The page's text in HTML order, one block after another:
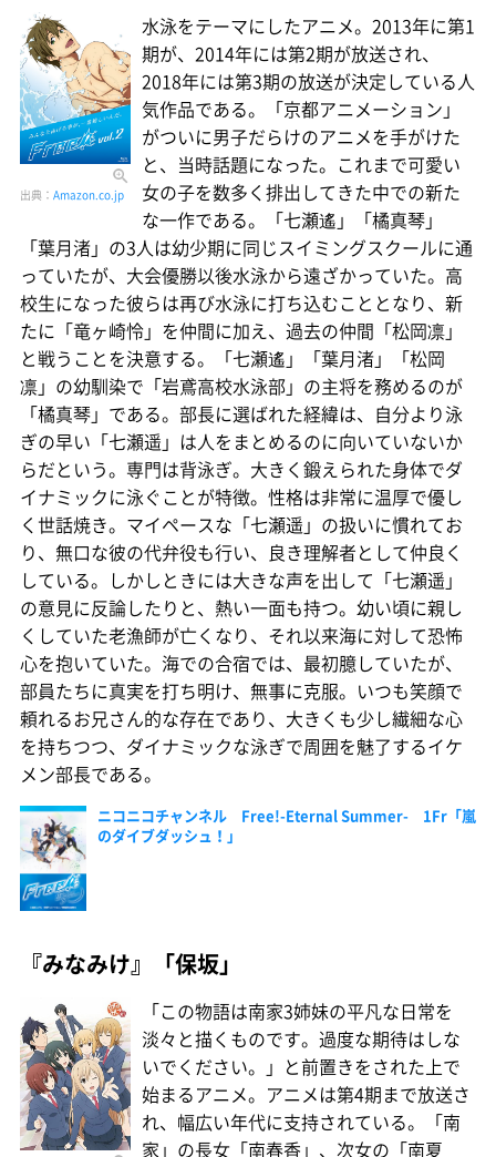
出典： Amazon.co.jp
水泳をテーマにしたアニメ。2013年に第1
期が、2014年には第2期が放送され、
2018年には第3期の放送が決定している人
気作品である。「京都アニメーション」
がついに男子だらけのアニメを手がけた
と、当時話題になった。これまで可愛い
女の子を数多く排出してきた中での新た
な一作である。「七瀬遙」「橘真琴」
「葉月渚」の3人は幼少期に同じスイミングスクールに通
っていたが、大会優勝以後水泳から遠ざかっていた。高
校生になった彼らは再び水泳に打ち込むこととなり、新
たに「竜ヶ崎怜」を仲間に加え、過去の仲間「松岡凛」
と戦うことを決意する。「七瀬遙」「葉月渚」「松岡
凛」の幼馴染で「岩鳶高校水泳部」の主将を務めるのが
「橘真琴」である。部長に選ばれた経緯は、自分より泳
ぎの早い「七瀬遥」は人をまとめるのに向いていないか
らだという。専門は背泳ぎ。大きく鍛えられた身体でダ
イナミックに泳ぐことが特徴。性格は非常に温厚で優し
く世話焼き。マイペースな「七瀬遥」の扱いに慣れてお
り、無口な彼の代弁役も行い、良き理解者として仲良く
している。しかしときには大きな声を出して「七瀬遥」
の意見に反論したりと、熱い一面も持つ。幼い頃に親し
くしていた老漁師が亡くなり、それ以来海に対して恐怖
心を抱いていた。海での合宿では、最初臆していたが、
部員たちに真実を打ち明け、無事に克服。いつも笑顔で
頼れるお兄さん的な存在であり、大きくも少し繊細な心
を持ちつつ、ダイナミックな泳ぎで周囲を魅了するイケ
メン部長である。
ニコニコチャンネル Free!-Eternal Summer- 1Fr「嵐
のダイブダッシュ！」
『みなみけ』「保坂」
「この物語は南家3姉妹の平凡な日常を
淡々と描くものです。過度な期待はしな
いでください。」と前置きをされた上で
始まるアニメ。アニメは第4期まで放送さ
れ、幅広い年代に支持されている。「南
家」の長女「南春香」、次女の「南夏